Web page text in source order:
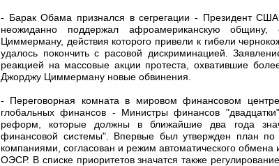
- Барак Обама признался в сегрегации - Президент
неожиданно поддержал афроамериканскую общину,
Циммерману, действия которого привели к гибели
удалось покончить с расовой дискриминацией.
реакцией на массовые акции протеста, охватившие
Джорджу Циммерману новые обвинения.
- Переговорная комната в мировом финансовом
глобальных финансов - Министры финансов
реформ, которые должны в ближайшие два года
финансовой системы". Впервые был утвержден план по
компаниями, согласован и режим автоматического
ОЭСР. В списке приоритетов значатся также